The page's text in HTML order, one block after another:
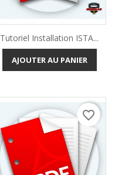
Tutoriel Installation ISTA...
AJOUTER AU PANIER
favorite_border